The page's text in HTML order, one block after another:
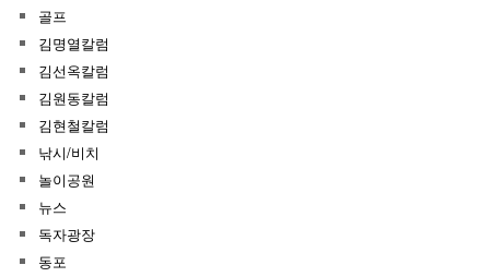
골프
김명열칼럼
김선옥칼럼
김원동칼럼
김현철칼럼
낚시/비치
놀이공원
뉴스
독자광장
동포